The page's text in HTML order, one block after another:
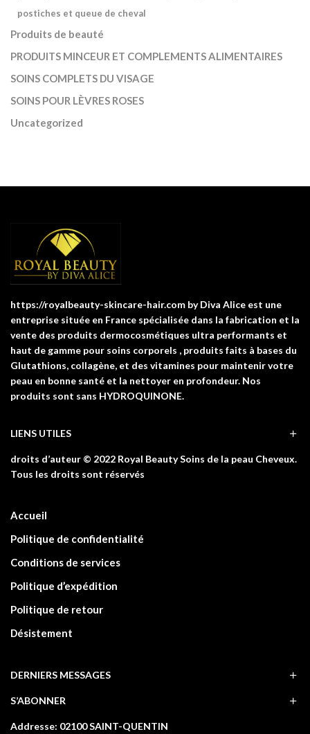
postiches et queue de cheval
Produits de beauté
PRODUITS MINCEUR ET COMPLEMENTS ALIMENTAIRES
SOINS COMPLETS DU VISAGE
SOINS POUR LÈVRES ROSES
Uncategorized
https://royalbeauty-skincare-hair.com by Diva Alice est une
entreprise située en France spécialisée dans la fabrication et la
vente des produits dermocosmétiques ultra performants et
haut de gamme pour soins corporels , produits faits à bases du
Glutathions, collagène, et des vitamines pour maintenir votre
peau en bonne santé et la nettoyer en profondeur. Nos
produits sont sans HYDROQUINONE.
LIENS UTILES
droits d’auteur © 2022 Royal Beauty Soins de la peau Cheveux.
Tous les droits sont réservés
Accueil
Politique de confidentialité
Conditions de services
Politique d’expédition
Politique de retour
Désistement
DERNIERS MESSAGES
S’ABONNER
Addresse: 02100 SAINT-QUENTIN